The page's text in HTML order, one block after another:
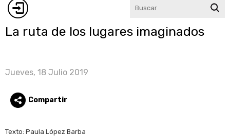
Imagina Madrid
La ruta de los lugares imaginados
Jueves, 18 Julio 2019
Compartir
Texto: Paula López Barba